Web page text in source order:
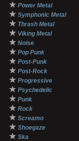
★ Power Metal
★ Symphonic Metal
★ Thrash Metal
★ Viking Metal
★ Noise
★ Pop Punk
★ Post-Punk
★ Post-Rock
★ Progressive
★ Psychedelic
★ Punk
★ Rock
★ Screamo
★ Shoegaze
★ Ska